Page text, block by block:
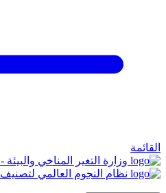
القائمة
وزارة التغير المناخي والبيئة
نظام النجوم العالمي